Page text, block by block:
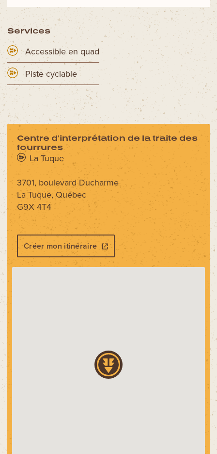
Services
Accessible en quad
Piste cyclable
Centre d’interprétation de la traite des
fourrures
La Tuque
3701, boulevard Ducharme
La Tuque, Québec
G9X 4T4
Créer mon itinéraire